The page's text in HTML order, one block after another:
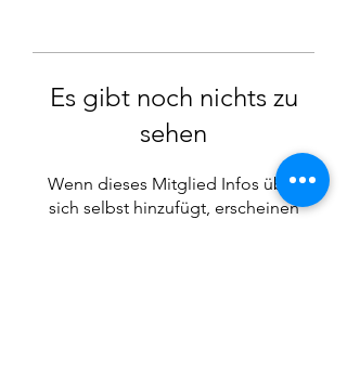
Es gibt noch nichts zu
sehen
Wenn dieses Mitglied Infos über
sich selbst hinzufügt, erscheinen